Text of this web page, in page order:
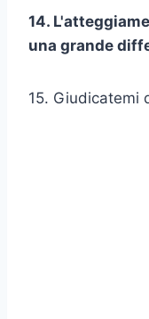
14.
una grande
15. Giudicatemi